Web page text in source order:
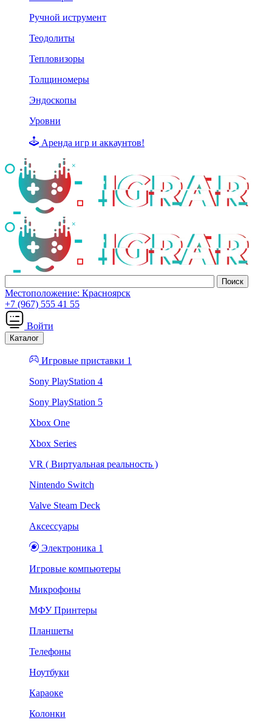
Ручной иструмент
Теодолиты
Тепловизоры
Толщиномеры
Эндоскопы
Уровни
Аренда игр и аккаунтов!
Местоположение: Красноярск
+7 (967) 555 41 55
Войти
Каталог
Игровые приставки 1
Sony PlayStation 4
Sony PlayStation 5
Xbox One
Xbox Series
VR ( Виртуальная реальность )
Nintendo Switch
Valve Steam Deck
Аксессуары
Электроника 1
Игровые компьютеры
Микрофоны
МФУ Принтеры
Планшеты
Телефоны
Ноутбуки
Караоке
Колонки